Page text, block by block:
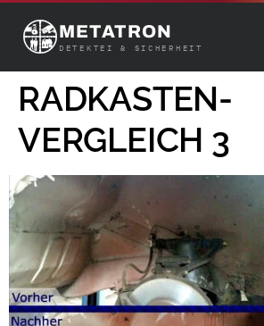
METATRON
DETEKTEI & SICHERHEIT
RADKASTEN-
VERGLEICH 3